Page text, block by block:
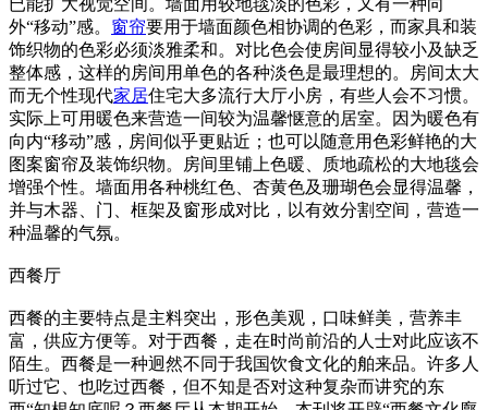
已能扩大视觉空间。墙面用较地毯淡的色彩，又有一种向
外“移动”感。 窗帘要用于墙面颜色相协调的色彩，而家具和装
饰织物的色彩必须淡雅柔和。对比色会使房间显得较小及缺乏
整体感，这样的房间用单色的各种淡色是最理想的。房间太大
而无个性现代家居住宅大多流行大厅小房，有些人会不习惯。
实际上可用暖色来营造一间较为温馨惬意的居室。因为暖色有
向内“移动”感，房间似乎更贴近；也可以随意用色彩鲜艳的大
图案窗帘及装饰织物。房间里铺上色暖、质地疏松的大地毯会
增强个性。墙面用各种桃红色、杏黄色及珊瑚色会显得温馨，
并与木器、门、框架及窗形成对比，以有效分割空间，营造一
种温馨的气氛。
西餐厅
西餐的主要特点是主料突出，形色美观，口味鲜美，营养丰
富，供应方便等。对于西餐，走在时尚前沿的人士对此应该不
陌生。西餐是一种迥然不同于我国饮食文化的舶来品。许多人
听过它、也吃过西餐，但不知是否对这种复杂而讲究的东